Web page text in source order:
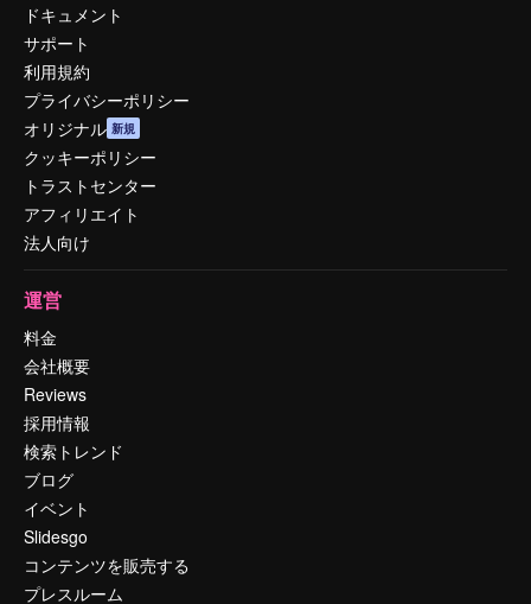
ドキュメント
サポート
利用規約
プライバシーポリシー
オリジナル 新規
クッキーポリシー
トラストセンター
アフィリエイト
法人向け
運営
料金
会社概要
Reviews
採用情報
検索トレンド
ブログ
イベント
Slidesgo
コンテンツを販売する
プレスルーム